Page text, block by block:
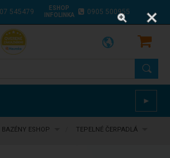
545479
ESHOP
INFOLINKA
0905 500955
►
BAZÉNY ESHOP
TEPELNÉ ČERPADLÁ